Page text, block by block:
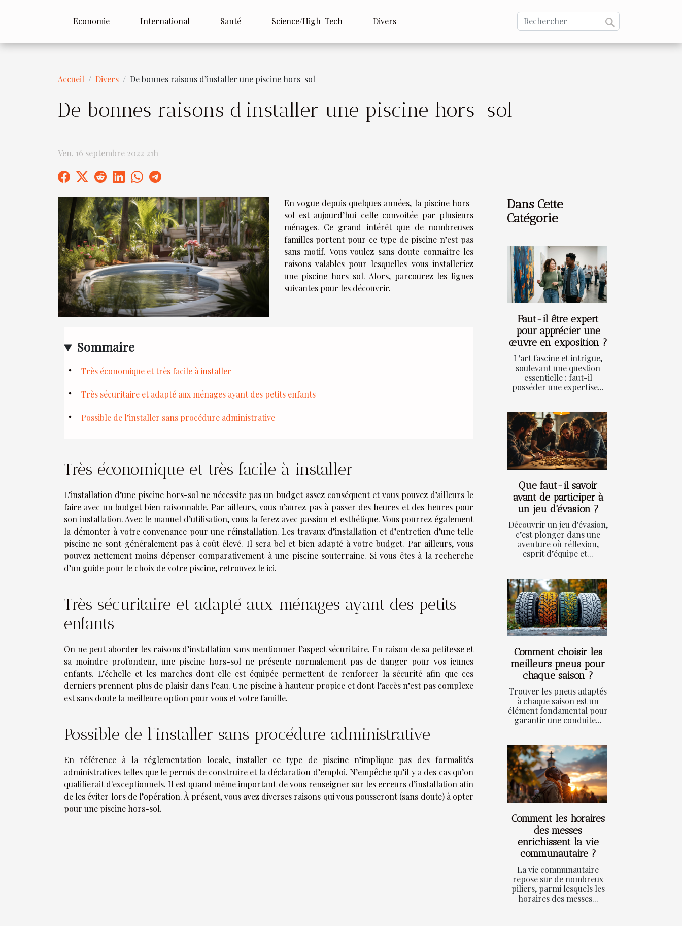
Economie International Santé Science/High-Tech Divers
Accueil Divers De bonnes raisons d’installer une piscine hors-sol
De bonnes raisons d’installer une piscine hors-sol
Ven. 16 septembre 2022 21h
Sommaire
Très économique et très facile à installer
Très sécuritaire et adapté aux ménages ayant des petits enfants
Possible de l’installer sans procédure administrative
En vogue depuis quelques années, la piscine hors-
sol est aujourd’hui celle convoitée par plusieurs
ménages. Ce grand intérêt que de nombreuses
familles portent pour ce type de piscine n’est pas
sans motif. Vous voulez sans doute connaître les
raisons valables pour lesquelles vous installeriez
une piscine hors-sol. Alors, parcourez les lignes
suivantes pour les découvrir.
Très économique et très facile à installer
L’installation d’une piscine hors-sol ne nécessite pas un budget assez conséquent et vous pouvez d’ailleurs le
faire avec un budget bien raisonnable. Par ailleurs, vous n’aurez pas à passer des heures et des heures pour
son installation. Avec le manuel d’utilisation, vous la ferez avec passion et esthétique. Vous pourrez également
la démonter à votre convenance pour une réinstallation. Les travaux d’installation et d’entretien d’une telle
piscine ne sont généralement pas à coût élevé. Il sera bel et bien adapté à votre budget. Par ailleurs, vous
pouvez nettement moins dépenser comparativement à une piscine souterraine. Si vous êtes à la recherche
d’un guide pour le choix de votre piscine, retrouvez le ici.
Très sécuritaire et adapté aux ménages ayant des petits
enfants
On ne peut aborder les raisons d’installation sans mentionner l’aspect sécuritaire. En raison de sa petitesse et
sa moindre profondeur, une piscine hors-sol ne présente normalement pas de danger pour vos jeunes
enfants. L’échelle et les marches dont elle est équipée permettent de renforcer la sécurité afin que ces
derniers prennent plus de plaisir dans l’eau. Une piscine à hauteur propice et dont l’accès n’est pas complexe
est sans doute la meilleure option pour vous et votre famille.
Possible de l’installer sans procédure administrative
En référence à la réglementation locale, installer ce type de piscine n’implique pas des formalités
administratives telles que le permis de construire et la déclaration d’emploi. N’empêche qu’il y a des cas qu’on
qualifierait d'exceptionnels. Il est quand même important de vous renseigner sur les erreurs d’installation afin
de les éviter lors de l’opération. À présent, vous avez diverses raisons qui vous pousseront (sans doute) à opter
pour une piscine hors-sol.
Dans Cette
Catégorie
Faut-il être expert
pour apprécier une
œuvre en exposition ?
L'art fascine et intrigue,
soulevant une question
essentielle : faut-il
posséder une expertise...
Que faut-il savoir
avant de participer à
un jeu d'évasion ?
Découvrir un jeu d'évasion,
c’est plonger dans une
aventure où réflexion,
esprit d’équipe et...
Comment choisir les
meilleurs pneus pour
chaque saison ?
Trouver les pneus adaptés
à chaque saison est un
élément fondamental pour
garantir une conduite...
Comment les horaires
des messes
enrichissent la vie
communautaire ?
La vie communautaire
repose sur de nombreux
piliers, parmi lesquels les
horaires des messes...